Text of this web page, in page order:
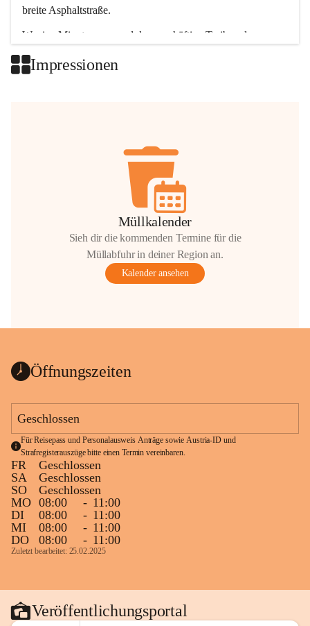
breite Asphaltstraße.
Wenige Minuten nur, und das geschäftige Treiben der
Impressionen
Müllkalender
Sieh dir die kommenden Termine für die
Müllabfuhr in deiner Region an.
Kalender ansehen
Öffnungszeiten
Geschlossen
Für Reisepass und Personalausweis Anträge sowie Austria-ID und
Strafregisterauszüge bitte einen Termin vereinbaren.
FR
Geschlossen
SA
Geschlossen
SO
Geschlossen
MO 08:00 - 11:00
DI
08:00 - 11:00
MI
08:00 - 11:00
DO
08:00 - 11:00
Zuletzt bearbeitet: 25.02.2025
Veröffentlichungsportal